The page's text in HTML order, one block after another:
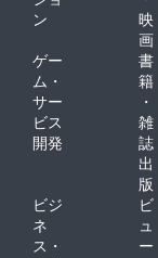
ン
映
画
ゲー
ム・
サー
ビス
開発
書
籍
・
雑
誌
出
版
ビジ
ネ
ス・
ビ
ュ
ー